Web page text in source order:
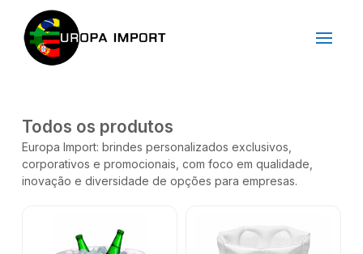
Todos os produtos
Europa Import: brindes personalizados exclusivos,
corporativos e promocionais, com foco em qualidade,
inovação e diversidade de opções para empresas.